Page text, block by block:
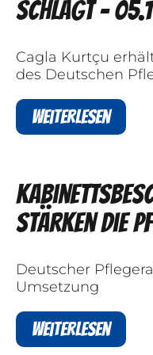
schlägt -
Cagla Kurtçu
des Deutschen
Weiterlesen
stärken die
Deutscher
Umsetzung
Weiterlesen